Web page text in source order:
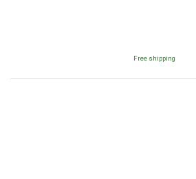
Free shipping